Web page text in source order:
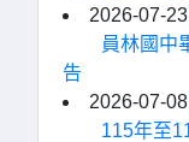
2026-07-23
員林國中
告
2026-07-08
115年至